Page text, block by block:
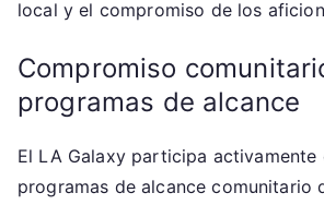
local y el compromiso de los
Compromiso
programas de alcance
El LA Galaxy participa activamente
programas de alcance comunitario